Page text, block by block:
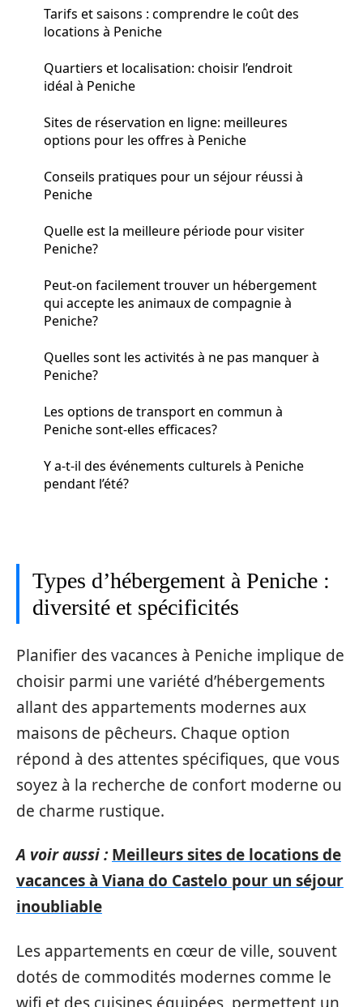
Tarifs et saisons : comprendre le coût des
locations à Peniche
Quartiers et localisation: choisir l’endroit
idéal à Peniche
Sites de réservation en ligne: meilleures
options pour les offres à Peniche
Conseils pratiques pour un séjour réussi à
Peniche
Quelle est la meilleure période pour visiter
Peniche?
Peut-on facilement trouver un hébergement
qui accepte les animaux de compagnie à
Peniche?
Quelles sont les activités à ne pas manquer à
Peniche?
Les options de transport en commun à
Peniche sont-elles efficaces?
Y a-t-il des événements culturels à Peniche
pendant l’été?
Types d’hébergement à Peniche :
diversité et spécificités
Planifier des vacances à Peniche implique de
choisir parmi une variété d’hébergements
allant des appartements modernes aux
maisons de pêcheurs. Chaque option
répond à des attentes spécifiques, que vous
soyez à la recherche de confort moderne ou
de charme rustique.
A voir aussi : Meilleurs sites de locations de
vacances à Viana do Castelo pour un séjour
inoubliable
Les appartements en cœur de ville, souvent
dotés de commodités modernes comme le
wifi et des cuisines équipées, permettent un